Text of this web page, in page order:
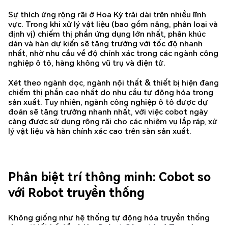
Sự thích ứng rộng rãi ở Hoa Kỳ trải dài trên nhiều lĩnh
vực. Trong khi xử lý vật liệu (bao gồm nâng, phân loại và
định vị) chiếm thị phần ứng dụng lớn nhất, phân khúc
dán và hàn dự kiến sẽ tăng trưởng với tốc độ nhanh
nhất, nhờ nhu cầu về độ chính xác trong các ngành công
nghiệp ô tô, hàng không vũ trụ và điện tử.
Xét theo ngành dọc, ngành nội thất & thiết bị hiện đang
chiếm thị phần cao nhất do nhu cầu tự động hóa trong
sản xuất. Tuy nhiên, ngành công nghiệp ô tô được dự
đoán sẽ tăng trưởng nhanh nhất, với việc cobot ngày
càng được sử dụng rộng rãi cho các nhiệm vụ lắp ráp, xử
lý vật liệu và hàn chính xác cao trên sàn sản xuất.
Phân biệt trí thông minh: Cobot so
với Robot truyền thống
Không giống như hệ thống tự động hóa truyền thống